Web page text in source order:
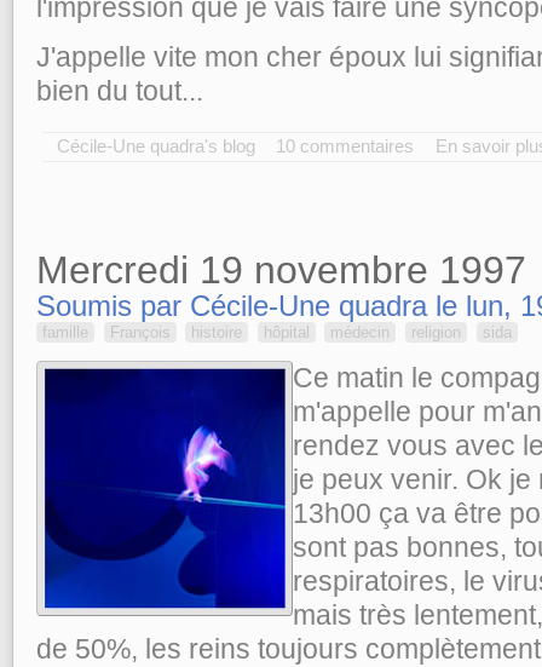
l'impression que je vais faire une
J'appelle vite mon cher époux lui
bien du tout...
Cécile-Une quadra's blog 10 commentaires En savoir
Mercredi 19 novembre 1997
Soumis par Cécile-Une quadra le lun,
famille François histoire hôpital médecin religion sida
Ce matin le
m'appelle pour
rendez vous avec
je peux venir. Ok
13h00 ça va être
sont pas bonnes,
respiratoires, le
mais très
de 50%, les reins toujours